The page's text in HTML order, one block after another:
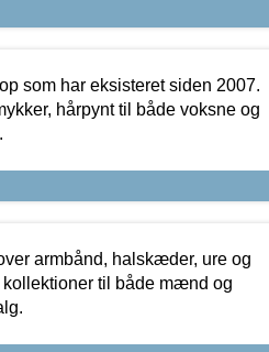
som har eksisteret siden 2007.
hårpynt til både voksne og
armbånd, halskæder, ure og
til både mænd og